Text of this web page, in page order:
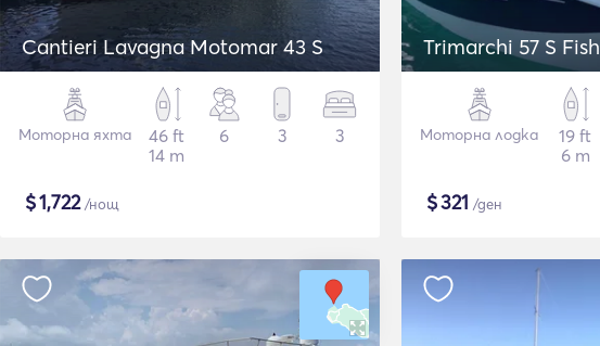
Cantieri Lavagna Motomar 43 S
Моторна яхта
46 ft
14 m
6 3 3
$1,722/нощ
Trimarchi 57 S Fish
Моторна лодка
19 ft
6 m
$321 /ден